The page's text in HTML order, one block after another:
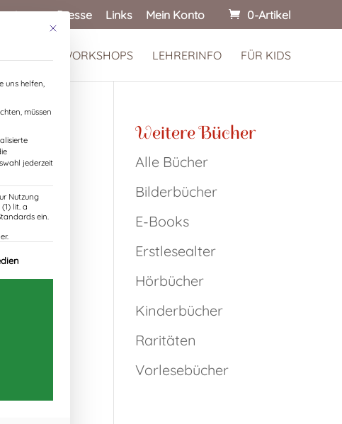
Presse Links Mein Konto 0-Artikel
/ KINDERWORKSHOPS LEHRERINFO FÜR KIDS
auf
dichten
um
auf.
Weitere Bücher
Alle Bücher
Bilderbücher
E-Books
Erstlesealter
Hörbücher
Kinderbücher
Raritäten
Vorlesebücher
Mit diesem Button wird der Dialog geschlossen. Seine Funktionalität ist identisch
uns helfen,
müssen
jederzeit
Nutzung
lit. a
ein.
Einwilligung erteilt werden kann. Die erste